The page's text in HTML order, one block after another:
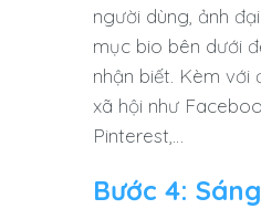
người dùng, ảnh
mục bio bên dưới
nhận biết. Kèm với
xã hội như
Pinterest,…
Bước 4: